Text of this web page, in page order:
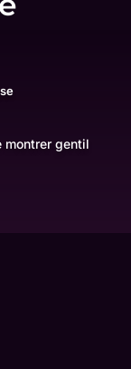
montrer gentil